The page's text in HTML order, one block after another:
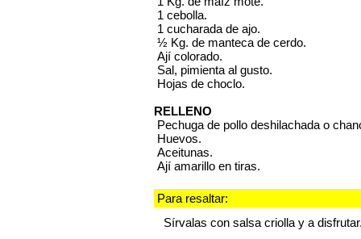
1 cebolla.
1 cucharada de ajo.
½ Kg. de manteca de cerdo.
Ají colorado.
Sal, pimienta al gusto.
Hojas de choclo.
RELLENO
Pechuga de pollo deshilachada o
Huevos.
Aceitunas.
Ají amarillo en tiras.
Para resaltar:
Sírvalas con salsa criolla y a